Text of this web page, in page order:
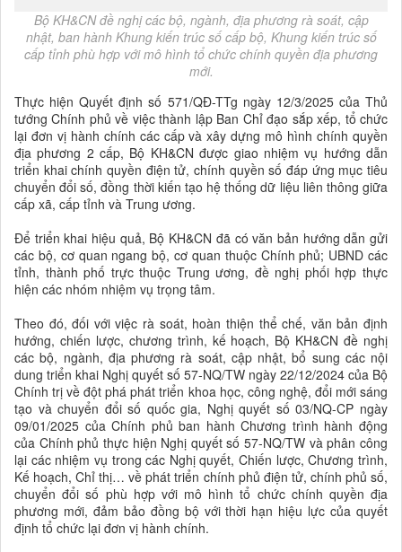
Bộ KH&CN đề nghị các bộ, ngành, địa phương rà soát, cập
nhật, ban hành Khung kiến trúc số cấp bộ, Khung kiến trúc số
cấp tỉnh phù hợp với mô hình tổ chức chính quyền địa phương
mới.
Thực hiện Quyết định số 571/QĐ-TTg ngày 12/3/2025 của Thủ
tướng Chính phủ về việc thành lập Ban Chỉ đạo sắp xếp, tổ chức
lại đơn vị hành chính các cấp và xây dựng mô hình chính quyền
địa phương 2 cấp, Bộ KH&CN được giao nhiệm vụ hướng dẫn
triển khai chính quyền điện tử, chính quyền số đáp ứng mục tiêu
chuyển đổi số, đồng thời kiến tạo hệ thống dữ liệu liên thông giữa
cấp xã, cấp tỉnh và Trung ương.
Để triển khai hiệu quả, Bộ KH&CN đã có văn bản hướng dẫn gửi
các bộ, cơ quan ngang bộ, cơ quan thuộc Chính phủ; UBND các
tỉnh, thành phố trực thuộc Trung ương, đề nghị phối hợp thực
hiện các nhóm nhiệm vụ trọng tâm.
Theo đó, đối với việc rà soát, hoàn thiện thể chế, văn bản định
hướng, chiến lược, chương trình, kế hoạch, Bộ KH&CN đề nghị
các bộ, ngành, địa phương rà soát, cập nhật, bổ sung các nội
dung triển khai Nghị quyết số 57-NQ/TW ngày 22/12/2024 của Bộ
Chính trị về đột phá phát triển khoa học, công nghệ, đổi mới sáng
tạo và chuyển đổi số quốc gia, Nghị quyết số 03/NQ-CP ngày
09/01/2025 của Chính phủ ban hành Chương trình hành động
của Chính phủ thực hiện Nghị quyết số 57-NQ/TW và phân công
lại các nhiệm vụ trong các Nghị quyết, Chiến lược, Chương trình,
Kế hoạch, Chỉ thị… về phát triển chính phủ điện tử, chính phủ số,
chuyển đổi số phù hợp với mô hình tổ chức chính quyền địa
phương mới, đảm bảo đồng bộ với thời hạn hiệu lực của quyết
định tổ chức lại đơn vị hành chính.